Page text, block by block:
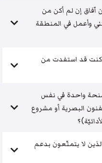
إن لم أكن من
وأعمل في المنطقة
كنت قد استفدت من
واحدة في نفس
البصرية أو مشروع
لا يتمتّعون بدعم